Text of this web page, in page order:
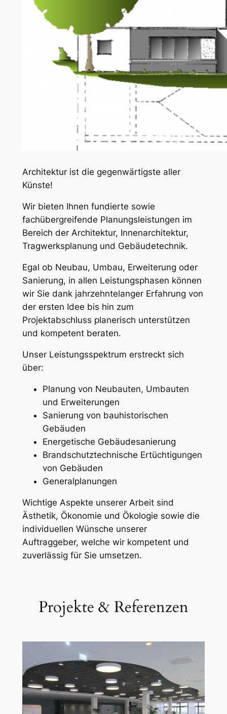
Architektur ist die gegenwärtigste aller
Künste!
Wir bieten Ihnen fundierte sowie
fachübergreifende Planungsleistungen im
Bereich der Architektur, Innenarchitektur,
Tragwerksplanung und Gebäudetechnik.
Egal ob Neubau, Umbau, Erweiterung oder
Sanierung, in allen Leistungsphasen können
wir Sie dank jahrzehntelanger Erfahrung von
der ersten Idee bis hin zum
Projektabschluss planerisch unterstützen
und kompetent beraten.
Unser Leistungsspektrum erstreckt sich
über:
Planung von Neubauten, Umbauten
und Erweiterungen
Sanierung von bauhistorischen
Gebäuden
Energetische Gebäudesanierung
Brandschutztechnische Ertüchtigungen
von Gebäuden
Generalplanungen
Wichtige Aspekte unserer Arbeit sind
Ästhetik, Ökonomie und Ökologie sowie die
individuellen Wünsche unserer
Auftraggeber, welche wir kompetent und
zuverlässig für Sie umsetzen.
Projekte & Referenzen